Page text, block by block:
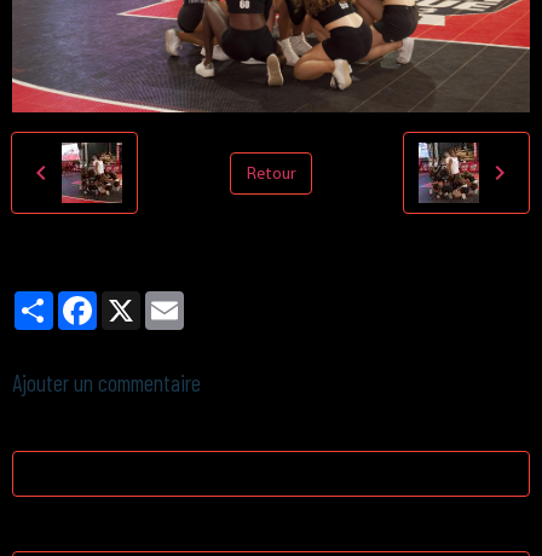
Retour
PartagerFacebook
X
Ajouter un commentaire